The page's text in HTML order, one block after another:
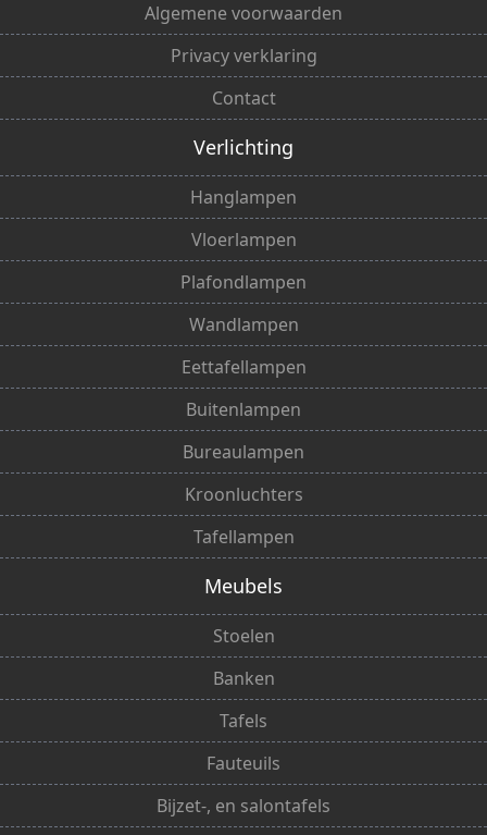
Algemene voorwaarden
Privacy verklaring
Contact
Verlichting
Hanglampen
Vloerlampen
Plafondlampen
Wandlampen
Eettafellampen
Buitenlampen
Bureaulampen
Kroonluchters
Tafellampen
Meubels
Stoelen
Banken
Tafels
Fauteuils
Bijzet-, en salontafels